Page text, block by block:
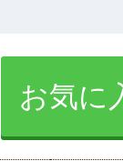
お気に